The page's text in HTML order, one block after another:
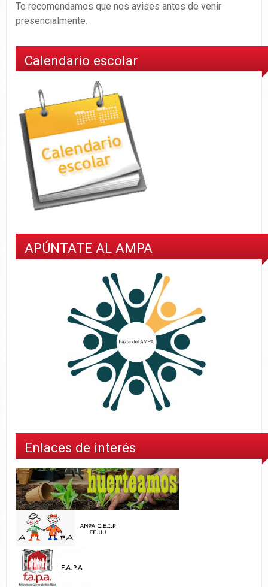
Te recomendamos que nos avises antes de venir
presencialmente.
Calendario escolar
APÚNTATE AL AMPA
Enlaces de interés